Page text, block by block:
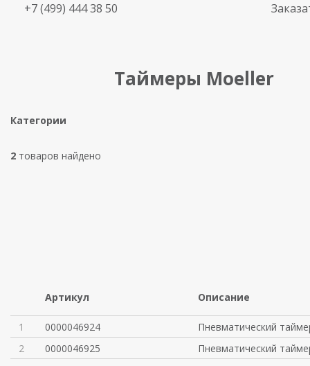
+7 (499) 444 38 50
Таймеры Moeller
Категории
2 товаров найдено
Артикул Описание
1 0000046924
Пневматический
2
0000046925 Пневматический